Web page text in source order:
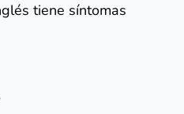
tiene síntomas